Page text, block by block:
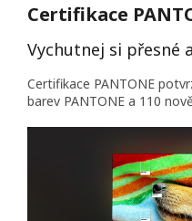
Certifikace
Vychutnej si přesné
Certifikace PANTONE
barev PANTONE a 110